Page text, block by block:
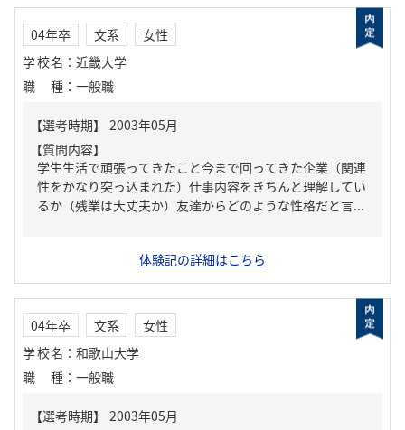
04年卒 文系
女性
学校名 ： 近畿大学
職種 ： 一般職
【質問内容】
学生生活で頑張ってきたこと今まで回ってきた企業（関連
性をかなり突っ込まれた）仕事内容をきちんと理解してい
るか（残業は大丈夫か）友達からどのような性格だと言...
体験記の詳細はこちら
04年卒 文系
女性
学校名 ： 和歌山大学
職種 ： 一般職